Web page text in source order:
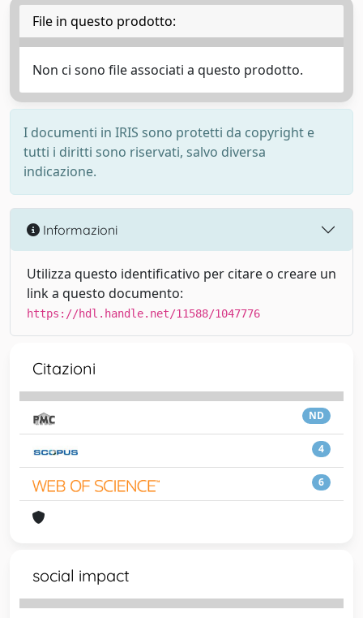
File in questo prodotto:
Non ci sono file associati a questo prodotto.
I documenti in IRIS sono protetti da copyright e
tutti i diritti sono riservati, salvo diversa
indicazione.
Informazioni
Utilizza questo identificativo per citare o creare un
link a questo documento:
https://hdl.handle.net/11588/1047776
Citazioni
ND
4
6
social impact